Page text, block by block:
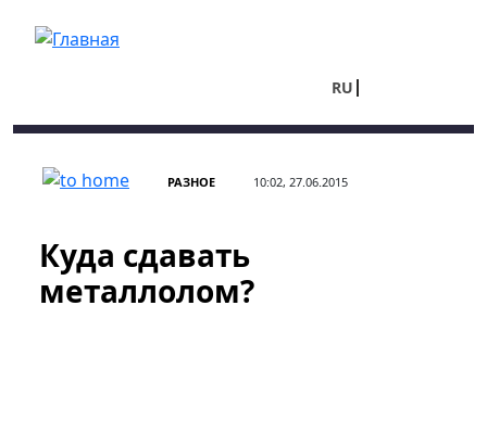
RU
РАЗНОЕ 10:02, 27.06.2015
Куда сдавать
металлолом?